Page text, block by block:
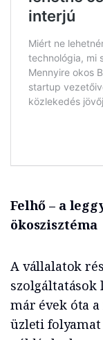
Felhő – a
ökoszisztéma
A vállalatok
szolgáltatások
már évek óta
üzleti